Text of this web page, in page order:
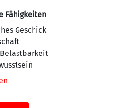
Fähigkeiten
Geschick